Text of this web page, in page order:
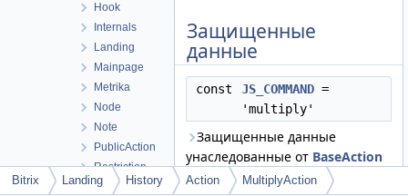
Hook
Internals
Landing
Mainpage
Metrika
Node
Note
PublicAction
Restriction
Site
Защищенные
данные
const JS_COMMAND =
'multiply'
Защищенные данные
унаследованные от BaseAction
Bitrix Landing History Action MultiplyAction